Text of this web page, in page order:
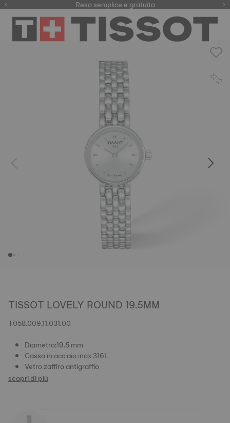
Reso semplice e gratuito
TISSOT LOVELY ROUND 19.5MM
T058.009.11.031.00
Diametro:19.5 mm
Cassa in acciaio inox 316L
Vetro zaffiro antigraffio
scopri di più